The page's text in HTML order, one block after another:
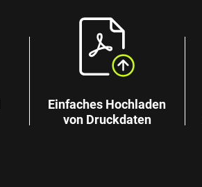
Einfaches Hochladen
von Druckdaten